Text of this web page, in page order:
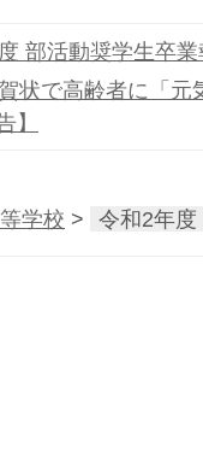
部活動奨学生卒
状で高齢者に「元
】
学校 > 令和2年